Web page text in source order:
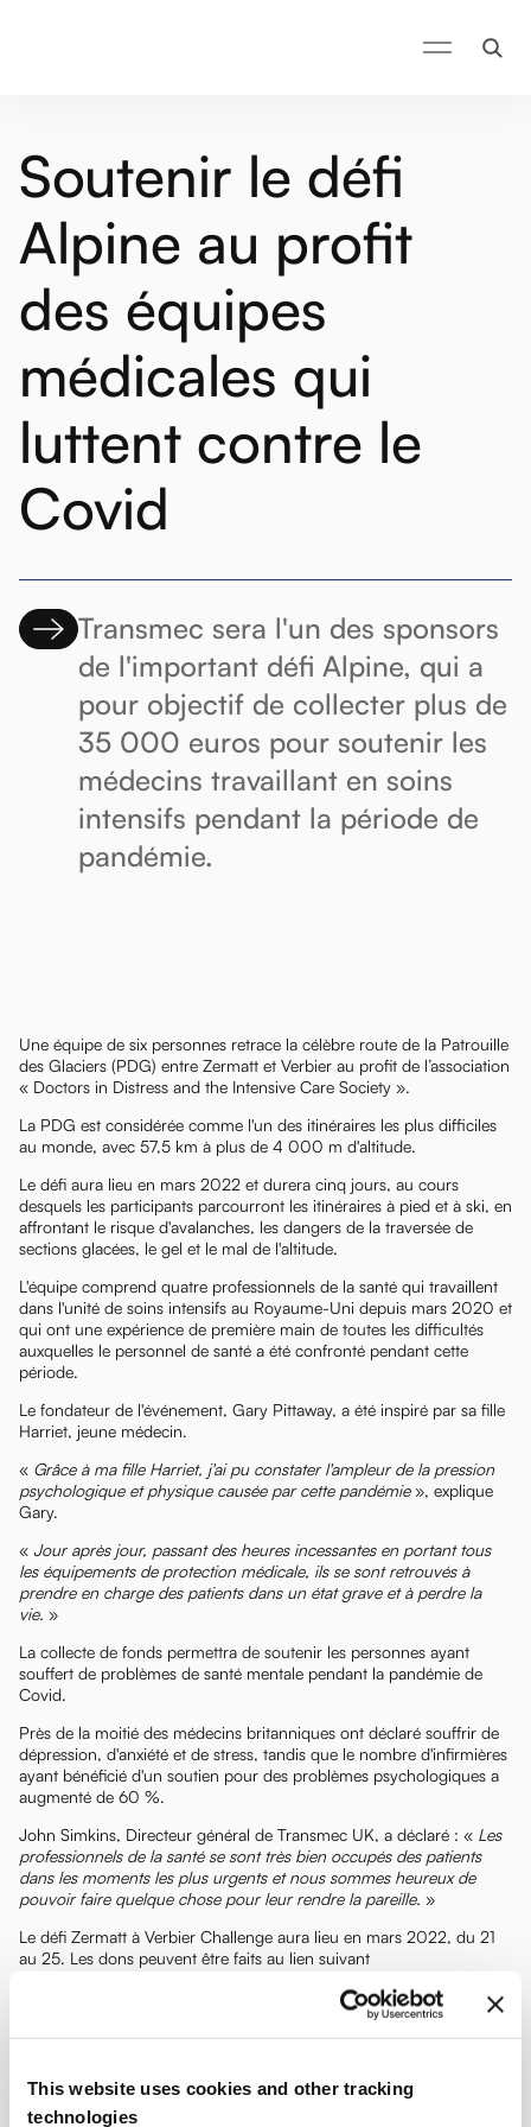
This website uses cookies and other tracking
technologies
Soutenir le défi
Alpine au profit
des équipes
médicales qui
luttent contre le
Covid
Transmec sera l'un des sponsors
de l'important défi Alpine, qui a
pour objectif de collecter plus de
35 000 euros pour soutenir les
médecins travaillant en soins
intensifs pendant la période de
pandémie.
Une équipe de six personnes retrace la célèbre route de la Patrouille
des Glaciers (PDG) entre Zermatt et Verbier au profit de l’association
« Doctors in Distress and the Intensive Care Society ».
La PDG est considérée comme l'un des itinéraires les plus difficiles
au monde, avec 57,5 km à plus de 4 000 m d'altitude.
Le défi aura lieu en mars 2022 et durera cinq jours, au cours
desquels les participants parcourront les itinéraires à pied et à ski, en
affrontant le risque d'avalanches, les dangers de la traversée de
sections glacées, le gel et le mal de l'altitude.
L'équipe comprend quatre professionnels de la santé qui travaillent
dans l'unité de soins intensifs au Royaume-Uni depuis mars 2020 et
qui ont une expérience de première main de toutes les difficultés
auxquelles le personnel de santé a été confronté pendant cette
période.
Le fondateur de l'événement, Gary Pittaway, a été inspiré par sa fille
Harriet, jeune médecin.
« Grâce à ma fille Harriet, j'ai pu constater l'ampleur de la pression
psychologique et physique causée par cette pandémie», explique
Gary.
« Jour après jour, passant des heures incessantes en portant tous
les équipements de protection médicale, ils se sont retrouvés à
prendre en charge des patients dans un état grave et à perdre la
vie. »
La collecte de fonds permettra de soutenir les personnes ayant
souffert de problèmes de santé mentale pendant la pandémie de
Covid.
Près de la moitié des médecins britanniques ont déclaré souffrir de
dépression, d'anxiété et de stress, tandis que le nombre d'infirmières
ayant bénéficié d'un soutien pour des problèmes psychologiques a
augmenté de 60 %.
John Simkins, Directeur général de Transmec UK, a déclaré : « Les
professionnels de la santé se sont très bien occupés des patients
dans les moments les plus urgents et nous sommes heureux de
pouvoir faire quelque chose pour leur rendre la pareille. »
Le défi Zermatt à Verbier Challenge aura lieu en mars 2022, du 21
au 25. Les dons peuvent être faits au lien suivant